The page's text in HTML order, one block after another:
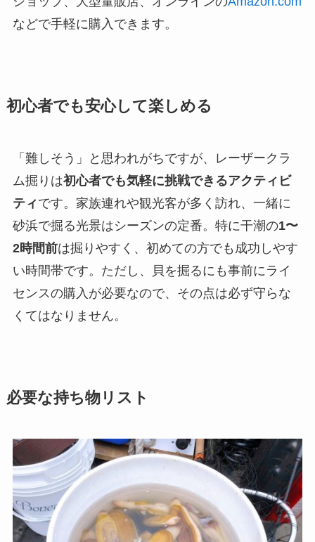
などで手軽に購入できます。
初心者でも安心して楽しめる
「難しそう」と思われがちですが、レーザークラ
ム掘りは初心者でも気軽に挑戦できるアクティビ
ティです。家族連れや観光客が多く訪れ、一緒に
砂浜で掘る光景はシーズンの定番。特に干潮の1〜
2時間前は掘りやすく、初めての方でも成功しやす
い時間帯です。ただし、貝を掘るにも事前にライ
センスの購入が必要なので、その点は必ず守らな
くてはなりません。
必要な持ち物リスト